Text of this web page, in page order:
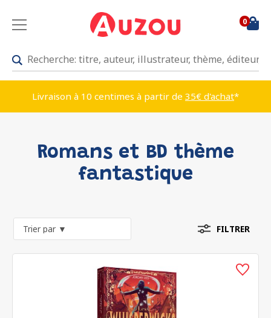
0
Livraison à 10 centimes à partir de 35€ d'achat*
Romans et BD thème
fantastique
FILTRER